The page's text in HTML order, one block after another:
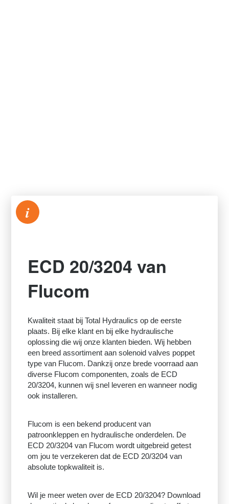
i
ECD 20/3204 van
Flucom
Kwaliteit staat bij Total Hydraulics op de eerste
plaats. Bij elke klant en bij elke hydraulische
oplossing die wij onze klanten bieden. Wij hebben
een breed assortiment aan solenoid valves poppet
type van Flucom. Dankzij onze brede voorraad aan
diverse Flucom componenten, zoals de ECD
20/3204, kunnen wij snel leveren en wanneer nodig
ook installeren.
Flucom is een bekend producent van
patroonkleppen en hydraulische onderdelen. De
ECD 20/3204 van Flucom wordt uitgebreid getest
om jou te verzekeren dat de ECD 20/3204 van
absolute topkwaliteit is.
Wil je meer weten over de ECD 20/3204? Download